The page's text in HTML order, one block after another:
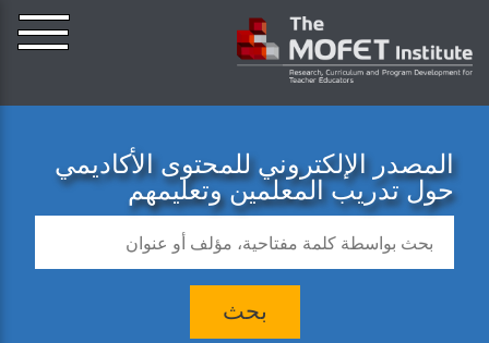
المصدر الإلكتروني للمحتوى الأكاديمي
حول تدريب المعلمين وتعليمهم
بحث